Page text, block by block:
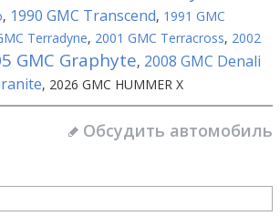
, 1990 GMC Transcend, 1991 GMC
Terradyne, 2001 GMC Terracross, 2002
GMC Graphyte, 2008 GMC Denali
, 2026 GMC HUMMER X
Обсудить автомобиль